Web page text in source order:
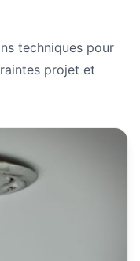
techniques pour
projet et